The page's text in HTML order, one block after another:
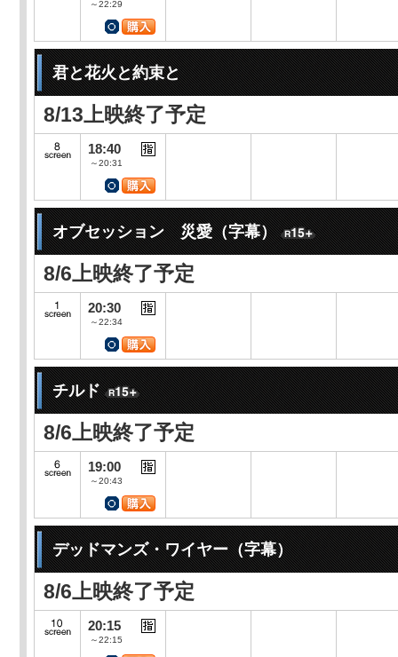
～22:29
君と花火と約束と
8/13上映終了予定
18:40
～20:31
オブセッション 災愛（字幕）
8/6上映終了予定
20:30
～22:34
チルド
8/6上映終了予定
19:00
～20:43
デッドマンズ・ワイヤー（字幕）
8/6上映終了予定
20:15
～22:15